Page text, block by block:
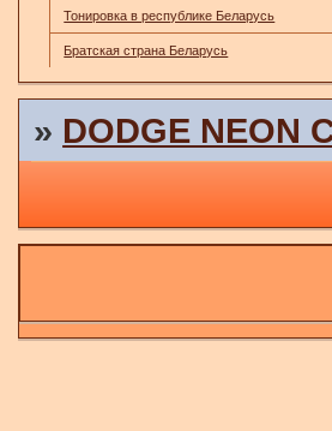
Тонировка в республике Беларусь
Братская страна Беларусь
» DODGE NEON